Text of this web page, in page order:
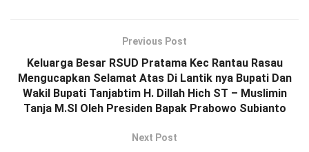
Previous Post
Keluarga Besar RSUD Pratama Kec Rantau Rasau
Mengucapkan Selamat Atas Di Lantik nya Bupati Dan
Wakil Bupati Tanjabtim H. Dillah Hich ST – Muslimin
Tanja M.SI Oleh Presiden Bapak Prabowo Subianto
Next Post